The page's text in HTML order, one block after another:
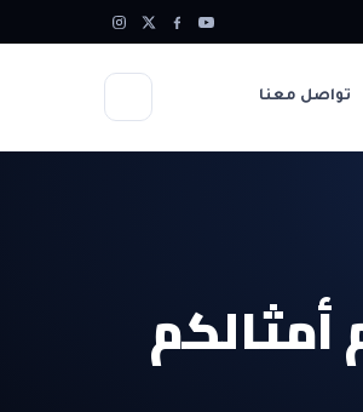
تواصل معنا
أمثالكم